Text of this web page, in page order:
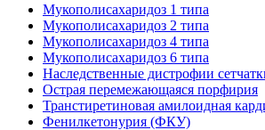
Мукополисахаридоз 1 типа
Мукополисахаридоз 2 типа
Мукополисахаридоз 4 типа
Мукополисахаридоз 6 типа
Наследственные дистрофии
Острая перемежающаяся порфирия
Транстиретиновая амилоидная
Фенилкетонурия (ФКУ)